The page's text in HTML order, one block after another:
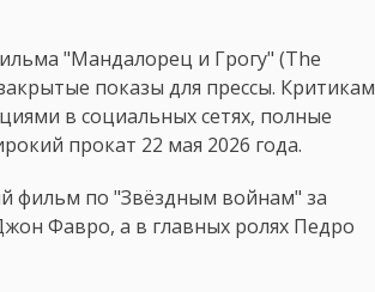
"Мандалорец и Грогу" (The
показы для прессы. Критикам
в социальных сетях, полные
прокат 22 мая 2026 года.
фильм по "Звёздным войнам" за
Фавро, а в главных ролях Педро